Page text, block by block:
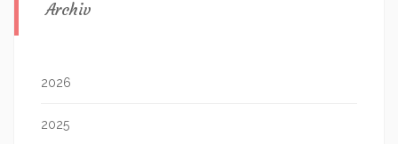
Archiv
2026
2025